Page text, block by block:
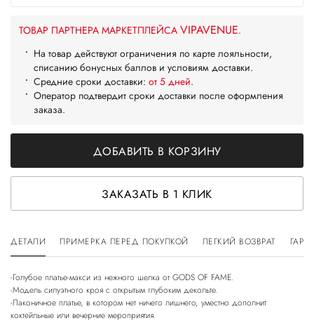
ТОВАР ПАРТНЕРА МАРКЕТПЛЕЙСА VIPAVENUE.
На товар действуют ограничения по карте лояльности,
списанию бонусных баллов и условиям доставки.
Средние сроки доставки: от 5 дней.
Оператор подтвердит сроки доставки после оформления
заказа.
ДОБАВИТЬ В КОРЗИНУ
ЗАКАЗАТЬ В 1 КЛИК
ДЕТАЛИ ПРИМЕРКА ПЕРЕД ПОКУПКОЙ ЛЕГКИЙ ВОЗВРАТ
-Голубое платье-макси из нежного шелка от GODS OF FAME.
-Модель силуэтного кроя с открытым глубоким декольте.
-Лаконичное платье, в котором нет ничего лишнего, уместно дополнит
коктейльные или вечерние мероприятия.